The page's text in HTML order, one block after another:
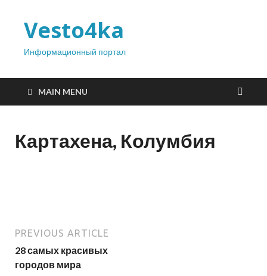
Vesto4ka
Информационный портал
MAIN MENU
Картахена, Колумбия
PREVIOUS ARTICLE
28 самых красивых
городов мира